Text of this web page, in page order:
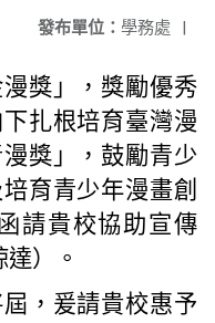
發布單位： 學務處 |
獎」，獎勵優秀
扎根培育臺灣漫
獎」，鼓勵青少
育青少年漫畫創
請貴校協助宣傳
）。
，爰請貴校惠予